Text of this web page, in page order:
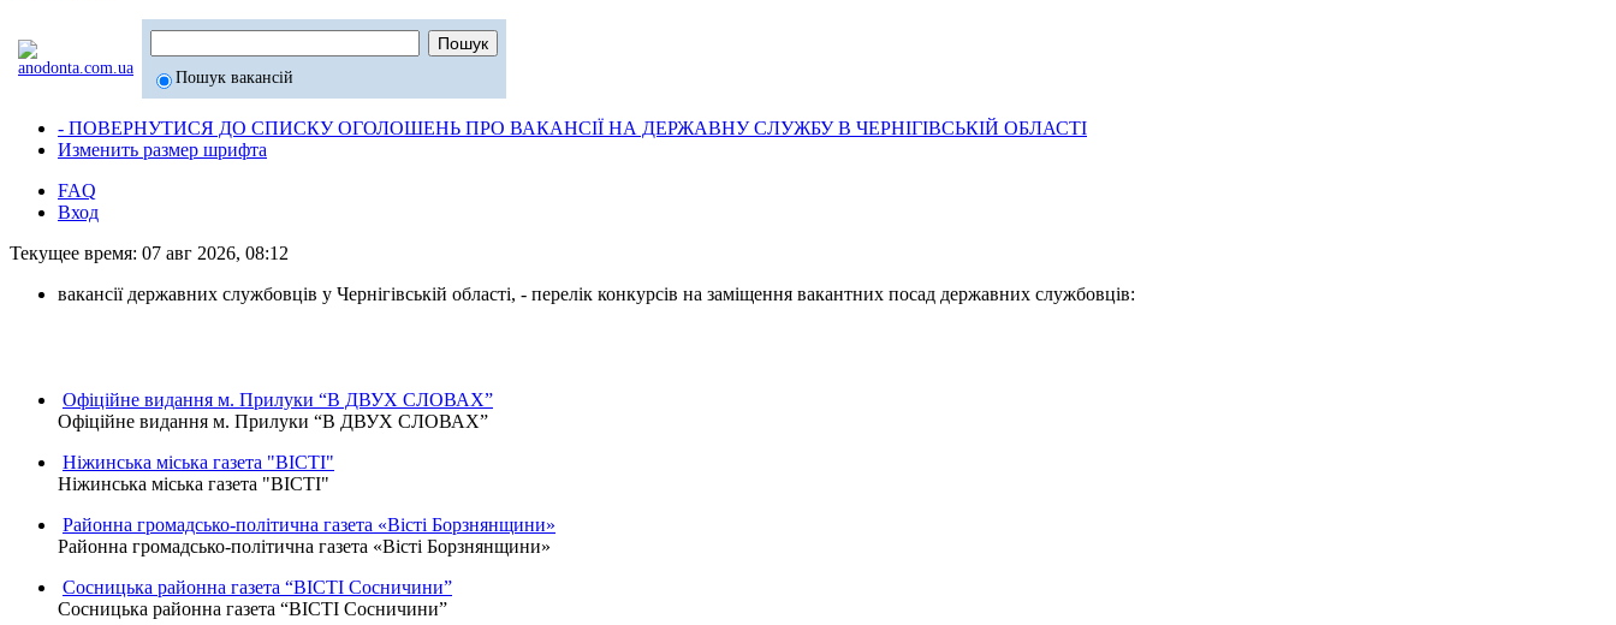
Пошук вакансій
- ПОВЕРНУТИСЯ ДО СПИСКУ ОГОЛОШЕНЬ ПРО ВАКАНСІЇ НА ДЕРЖАВНУ СЛУЖБУ В ЧЕРНІГІВСЬКІЙ ОБЛАСТІ
Изменить размер шрифта
FAQ
Вход
Текущее время: 07 авг 2026, 08:12
вакансії державних службовців у Чернігівській області, - перелік конкурсів на заміщення вакантних посад державних службовців:
Офіційне видання м. Прилуки “В ДВУХ СЛОВАХ”
Офіційне видання м. Прилуки “В ДВУХ СЛОВАХ”
Ніжинська міська газета "ВІСТІ"
Ніжинська міська газета "ВІСТІ"
Районна громадсько-політична газета «Вісті Борзнянщини»
Районна громадсько-політична газета «Вісті Борзнянщини»
Сосницька районна газета “ВІСТІ Сосничини”
Сосницька районна газета “ВІСТІ Сосничини”